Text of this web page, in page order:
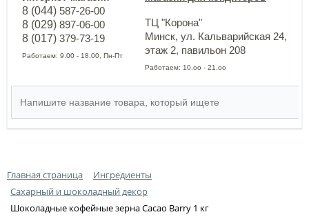
8 (044) 587-26-00
8 (029) 897-06-00
8 (017) 379-73-19
Работаем: 9.00 - 18.00, Пн-Пт
ТЦ "Корона"
Минск, ул. Кальварийская 24,
этаж 2, павильон 208
Работаем: 10.оо - 21.оо
Главная страница
Ингредиенты
Сахарный и шоколадный декор
Шоколадные кофейные зерна Cacao Barry 1 кг